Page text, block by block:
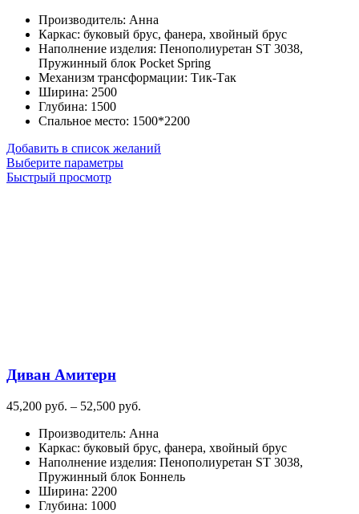
59,000
руб.
–
71,000
руб.
Производитель: Анна
Каркас: буковый брус, фанера, хвойный брус
Наполнение изделия: Пенополиуретан ST 3038,
Пружинный блок Pocket Spring
Механизм трансформации: Тик-Так
Ширина: 2500
Глубина: 1500
Спальное место: 1500*2200
Добавить в список желаний
Выберите параметрыЭтот
Быстрый просмотр
Диван Амитерн
45,200 руб. – 52,500 руб.
45,200
руб.
–
52,500
Производитель: Анна
Каркас: буковый брус, фанера, хвойный брус
Наполнение изделия: Пенополиуретан ST 3038,
Пружинный блок Боннель
Ширина: 2200
Глубина: 1000